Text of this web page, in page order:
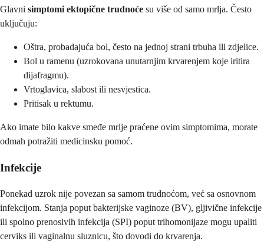
Glavni simptomi ektopične trudnoće su više od samo mrlja. Često
uključuju:
Oštra, probadajuća bol, često na jednoj strani trbuha ili zdjelice.
Bol u ramenu (uzrokovana unutarnjim krvarenjem koje iritira
dijafragmu).
Vrtoglavica, slabost ili nesvjestica.
Pritisak u rektumu.
Ako imate bilo kakve smeđe mrlje praćene ovim simptomima, morate
odmah potražiti medicinsku pomoć.
Infekcije
Ponekad uzrok nije povezan sa samom trudnoćom, već sa osnovnom
infekcijom. Stanja poput bakterijske vaginoze (BV), gljivične infekcije
ili spolno prenosivih infekcija (SPI) poput trihomonijaze mogu upaliti
cerviks ili vaginalnu sluznicu, što dovodi do krvarenja.